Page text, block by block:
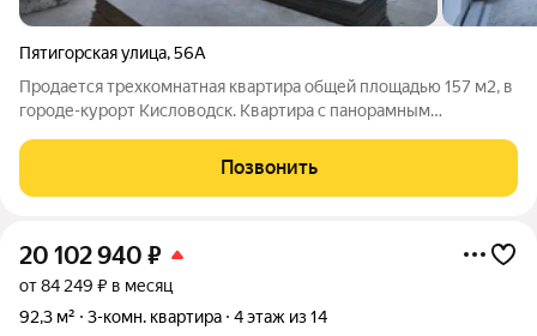
Пятигорская улица,56А
Продается трехкомнатная квартира общей площадью 157 м2, в
городе-курорт Кисловодск. Квартира с панорамным
районе, с шикарными видами на город с Вашей личной
террасы. В квартире : - три комнаты,
Позвонить
20 102 940 ₽
от 84 249 ₽ в месяц
92,3 м²
3-комн. квартира 4 этаж из 14